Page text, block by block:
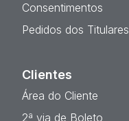
Consentimentos
Pedidos dos Titulares
Clientes
Área do Cliente
2ª via de Boleto